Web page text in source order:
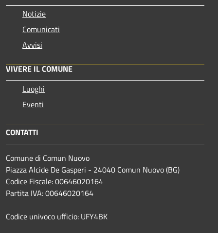
Notizie
Comunicati
Avvisi
VIVERE IL COMUNE
Luoghi
Eventi
CONTATTI
Comune di Comun Nuovo
Piazza Alcide De Gasperi - 24040 Comun Nuovo (BG)
Codice Fiscale: 00646020164
Partita IVA: 00646020164
Codice univoco ufficio: UFY4BK